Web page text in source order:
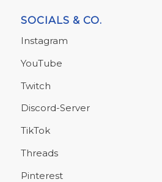
SOCIALS & CO.
Instagram
YouTube
Twitch
Discord-Server
TikTok
Threads
Pinterest